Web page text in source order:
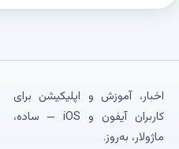
اخبار، آموزش و اپلیکیشن برای
کاربران آیفون و iOS — ساده،
ماژولار، به‌روز.